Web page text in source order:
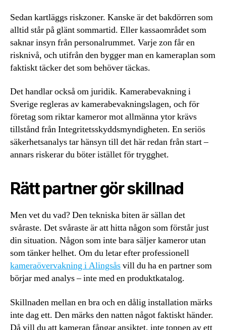
Sedan kartläggs riskzoner. Kanske är det bakdörren som
alltid står på glänt sommartid. Eller kassaområdet som
saknar insyn från personalrummet. Varje zon får en
risknivå, och utifrån den bygger man en kameraplan som
faktiskt täcker det som behöver täckas.
Det handlar också om juridik. Kamerabevakning i
Sverige regleras av kamerabevakningslagen, och för
företag som riktar kameror mot allmänna ytor krävs
tillstånd från Integritetsskyddsmyndigheten. En seriös
säkerhetsanalys tar hänsyn till det här redan från start –
annars riskerar du böter istället för trygghet.
Rätt partner gör skillnad
Men vet du vad? Den tekniska biten är sällan det
svåraste. Det svåraste är att hitta någon som förstår just
din situation. Någon som inte bara säljer kameror utan
som tänker helhet. Om du letar efter professionell
kameraövervakning i Alingsåsvill du ha en partner som
börjar med analys – inte med en produktkatalog.
Skillnaden mellan en bra och en dålig installation märks
inte dag ett. Den märks den natten något faktiskt händer.